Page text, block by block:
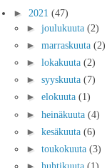
► 2021 (47)
► joulukuuta (2)
► marraskuuta (2)
► lokakuuta (2)
► syyskuuta (7)
► elokuuta (1)
► heinäkuuta (4)
► kesäkuuta (6)
► toukokuuta (3)